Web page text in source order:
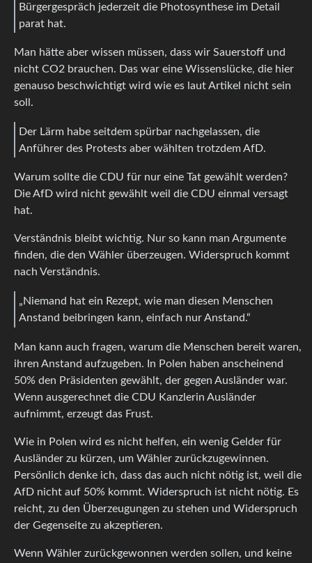
Bürgergespräch jederzeit die Photosynthese im Detail
parat hat.
Man hätte aber wissen müssen, dass wir Sauerstoff und
nicht CO2 brauchen. Das war eine Wissenslücke, die hier
genauso beschwichtigt wird wie es laut Artikel nicht sein
soll.
Der Lärm habe seitdem spürbar nachgelassen, die
Anführer des Protests aber wählten trotzdem AfD.
Warum sollte die CDU für nur eine Tat gewählt werden?
Die AfD wird nicht gewählt weil die CDU einmal versagt
hat.
Verständnis bleibt wichtig. Nur so kann man Argumente
finden, die den Wähler überzeugen. Widerspruch kommt
nach Verständnis.
„Niemand hat ein Rezept, wie man diesen Menschen
Anstand beibringen kann, einfach nur Anstand.“
Man kann auch fragen, warum die Menschen bereit waren,
ihren Anstand aufzugeben. In Polen haben anscheinend
50% den Präsidenten gewählt, der gegen Ausländer war.
Wenn ausgerechnet die CDU Kanzlerin Ausländer
aufnimmt, erzeugt das Frust.
Wie in Polen wird es nicht helfen, ein wenig Gelder für
Ausländer zu kürzen, um Wähler zurückzugewinnen.
Persönlich denke ich, dass das auch nicht nötig ist, weil die
AfD nicht auf 50% kommt. Widerspruch ist nicht nötig. Es
reicht, zu den Überzeugungen zu stehen und Widerspruch
der Gegenseite zu akzeptieren.
Wenn Wähler zurückgewonnen werden sollen, und keine